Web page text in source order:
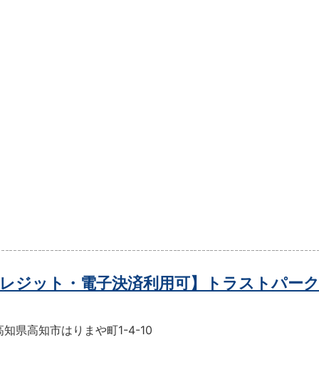
レジット・電子決済利用可】トラストパー
知県高知市はりまや町1-4-10